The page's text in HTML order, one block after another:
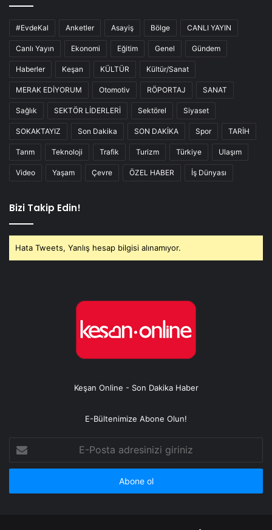
#EvdeKal Anketler Asayiş Bölge CANLI YAYIN
Canlı Yayın Ekonomi Eğitim Genel Gündem
Haberler Keşan KÜLTÜR Kültür/Sanat
MERAK EDİYORUM Otomotiv RÖPORTAJ SANAT
Sağlık SEKTÖR LİDERLERİ Sektörel Siyaset
SOKAKTAYIZ Son Dakika SON DAKİKA Spor TARİH
Tarım Teknoloji Trafik Turizm Türkiye Ulaşım
Video Yaşam Çevre ÖZEL HABER İş Dünyası
Bizi Takip Edin!
Hata Tweets, Yanlış hesap bilgisi alınamıyor.
Keşan Online - Son Dakika Haber
E-Bültenimize Abone Olun!
Posta
adresinizi